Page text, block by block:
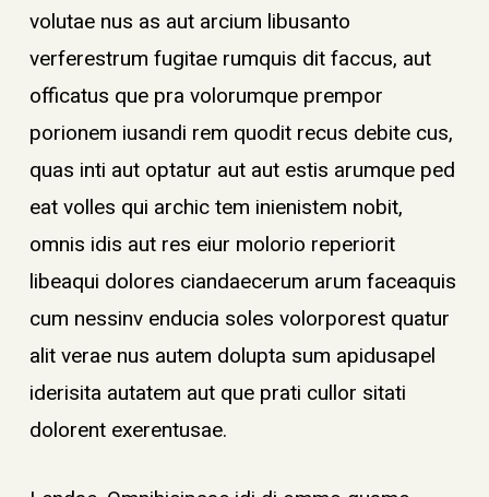
volutae nus as aut arcium libusanto
verferestrum fugitae rumquis dit faccus, aut
officatus que pra volorumque prempor
porionem iusandi rem quodit recus debite cus,
quas inti aut optatur aut aut estis arumque ped
eat volles qui archic tem inienistem nobit,
omnis idis aut res eiur molorio reperiorit
libeaqui dolores ciandaecerum arum faceaquis
cum nessinv enducia soles volorporest quatur
alit verae nus autem dolupta sum apidusapel
iderisita autatem aut que prati cullor sitati
dolorent exerentusae.